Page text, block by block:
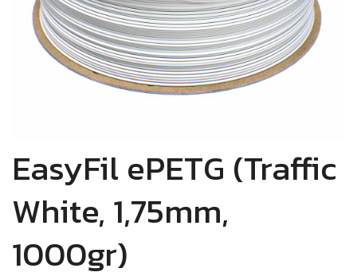
EasyFil ePETG (Traffic
White, 1,75mm,
1000gr)